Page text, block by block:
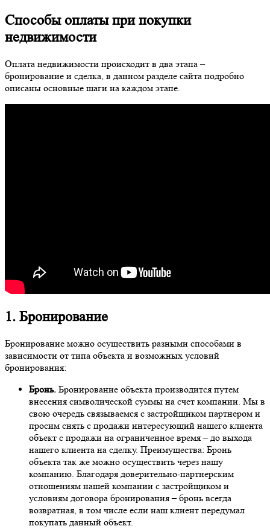
Способы оплаты при покупки
недвижимости
Оплата недвижимости происходит в два этапа –
бронирование и сделка, в данном разделе сайта подробно
описаны основные шаги на каждом этапе.
1. Бронирование
Бронирование можно осуществить разными способами в
зависимости от типа объекта и возможных условий
бронирования:
Бронь. Бронирование объекта производится путем
внесения символической суммы на счет компании. Мы в
свою очередь связываемся с застройщиком партнером и
просим снять с продажи интересующий нашего клиента
объект с продажи на ограниченное время – до выхода
нашего клиента на сделку. Преимущества: Бронь
объекта так же можно осуществить через нашу
компанию. Благодаря доверительно-партнерским
отношениям нашей компании с застройщиком и
условиям договора бронирования – бронь всегда
возвратная, в том числе если наш клиент передумал
покупать данный объект.